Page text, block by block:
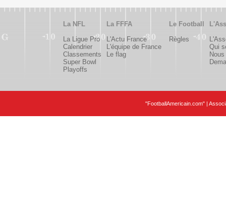
La NFL
La Ligue Pro
Calendrier
Classements
Super Bowl
Playoffs
La FFFA
L'Actu France
L'équipe de France
Le flag
Le Football
Règles
Qui
"FootballAmericain.com" |